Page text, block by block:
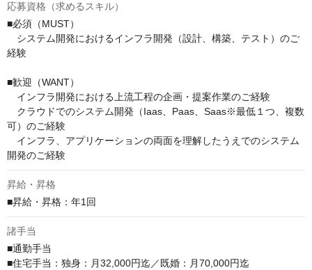
応募資格（求めるスキル）
■必須（MUST）
システム開発におけるインフラ開発（設計、構築、テスト）のご
経験
■歓迎（WANT）
インフラ開発における上流工程の企画・提案作業のご経験
クラウドでのシステム開発（Iaas、Paas、Saas※最低１つ、複数
可）のご経験
インフラ、アプリケーションの両面を理解したうえでのシステム
開発のご経験
昇給・昇格
■昇給・昇格：年1回
諸手当
■通勤手当
■住宅手当：独身：月32,000円迄／既婚：月70,000円迄